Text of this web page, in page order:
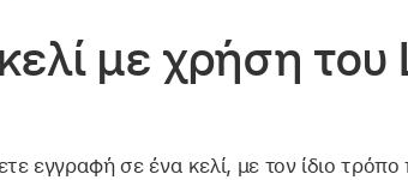
με χρήση του
εγγραφή σε ένα κελί, με τον ίδιο